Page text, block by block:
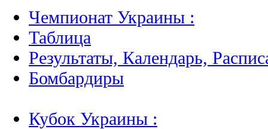
Чемпионат Украины :
Таблица
Результаты, Календарь,
Бомбардиры
Кубок Украины :